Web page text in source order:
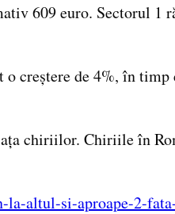
609 euro. Sectorul 1
creștere de 4%, în timp
chiriilor. Chiriile în
altul-si-aproape-2-